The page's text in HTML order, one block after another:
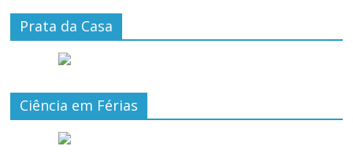
Prata da Casa
Ciência em Férias